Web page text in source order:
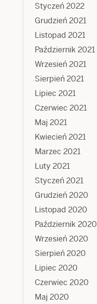
Styczeń 2022
Grudzień 2021
Listopad 2021
Październik 2021
Wrzesień 2021
Sierpień 2021
Lipiec 2021
Czerwiec 2021
Maj 2021
Kwiecień 2021
Marzec 2021
Luty 2021
Styczeń 2021
Grudzień 2020
Listopad 2020
Październik 2020
Wrzesień 2020
Sierpień 2020
Lipiec 2020
Czerwiec 2020
Maj 2020